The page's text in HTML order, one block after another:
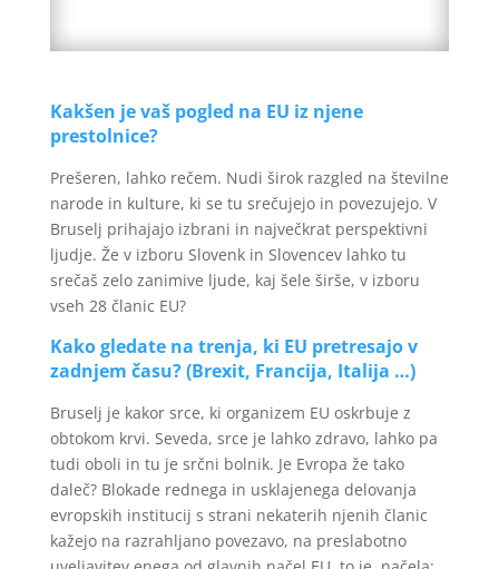
Kakšen je vaš pogled na EU iz njene
prestolnice?
Prešeren, lahko rečem. Nudi širok razgled na številne
narode in kulture, ki se tu srečujejo in povezujejo. V
Bruselj prihajajo izbrani in največkrat perspektivni
ljudje. Že v izboru Slovenk in Slovencev lahko tu
srečaš zelo zanimive ljude, kaj šele širše, v izboru
vseh 28 članic EU?
Kako gledate na trenja, ki EU pretresajo v
zadnjem času? (Brexit, Francija, Italija …)
Bruselj je kakor srce, ki organizem EU oskrbuje z
obtokom krvi. Seveda, srce je lahko zdravo, lahko pa
tudi oboli in tu je srčni bolnik. Je Evropa že tako
daleč? Blokade rednega in usklajenega delovanja
evropskih institucij s strani nekaterih njenih članic
kažejo na razrahljano povezavo, na preslabotno